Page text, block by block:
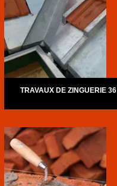
TRAVAUX DE ZINGUERIE 36